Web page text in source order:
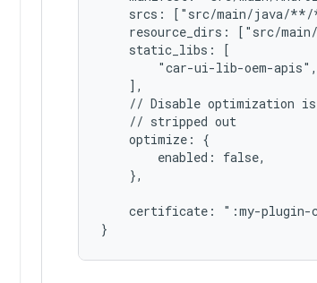
srcs: ["src/main/java/**/
resource_dirs: ["src/
    static_libs: [
        "car-ui-lib-oem-apis",
    ],
// Disable optimization
    // stripped out
    optimize: {
        enabled: false,
    },
certificate: ":my-plugin-
}